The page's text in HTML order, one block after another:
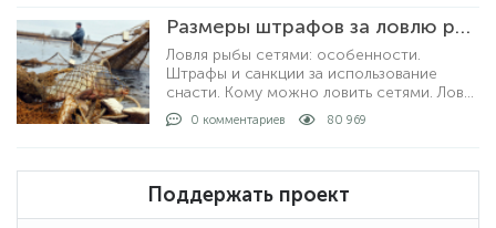
Размеры штрафов за ловлю рыбы сетями
Ловля рыбы сетями: особенности.
Штрафы и санкции за использование
снасти. Кому можно ловить сетями. Ловля
рыбы с берега и на лодке: как проходит
процедура. Получение лицензии: кто
0 комментариев 80 969
Поддержать проект